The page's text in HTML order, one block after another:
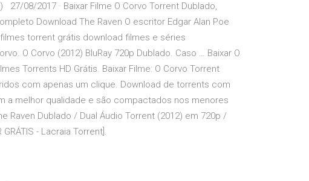
08/2017 · Baixar Filme O Corvo Torrent Dublado,
Download The Raven O escritor Edgar Alan Poe
torrent grátis download filmes e séries
O Corvo (2012) BluRay 720p Dublado. Caso … Baixar O
Torrents HD Grátis. Baixar Filme: O Corvo Torrent
com apenas um clique. Download de torrents com
a melhor qualidade e são compactados nos menores
Raven Dublado / Dual Áudio Torrent (2012) em 720p /
- Lacraia Torrent].